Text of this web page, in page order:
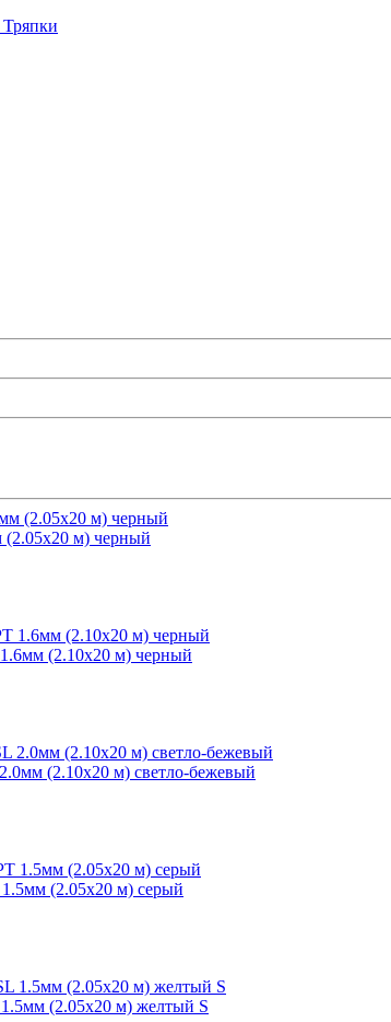
м) черный
(2.10х20 м) черный
(2.10х20 м) светло-бежевый
(2.05х20 м) серый
(2.05х20 м) желтый S